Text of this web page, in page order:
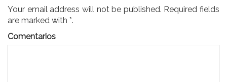
Your email address will not be published. Required fields
are marked with *.
Comentarios